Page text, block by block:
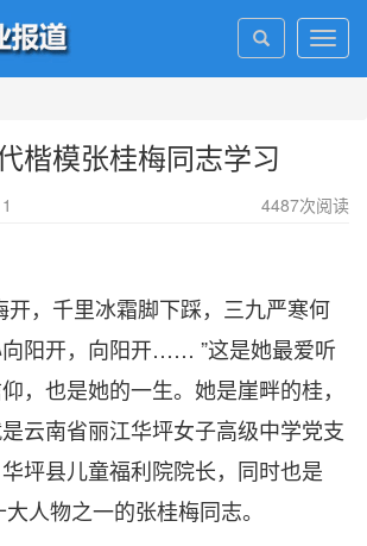
楷模张桂梅同志学习
4487次阅读
，千里冰霜脚下踩，三九严寒何
阳开，向阳开…… ”这是她最爱听
，也是她的一生。她是崖畔的桂，
云南省丽江华坪女子高级中学党支
坪县儿童福利院院长，同时也是
人物之一的张桂梅同志。